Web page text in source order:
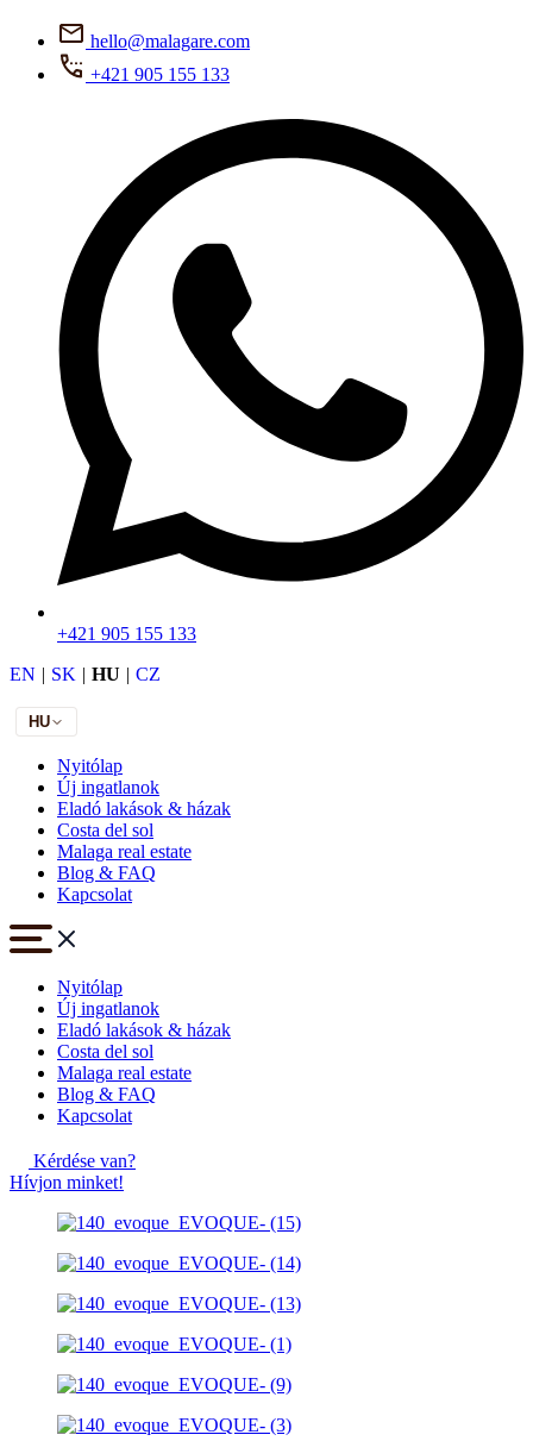
hello@malagare.com
+421 905 155 133
+421 905 155 133
EN | SK | HU | CZ
HU
Nyitólap
Új ingatlanok
Eladó lakások & házak
Costa del sol
Malaga real estate
Blog & FAQ
Kapcsolat
Nyitólap
Új ingatlanok
Eladó lakások & házak
Costa del sol
Malaga real estate
Blog & FAQ
Kapcsolat
Kérdése van?
Hívjon minket!